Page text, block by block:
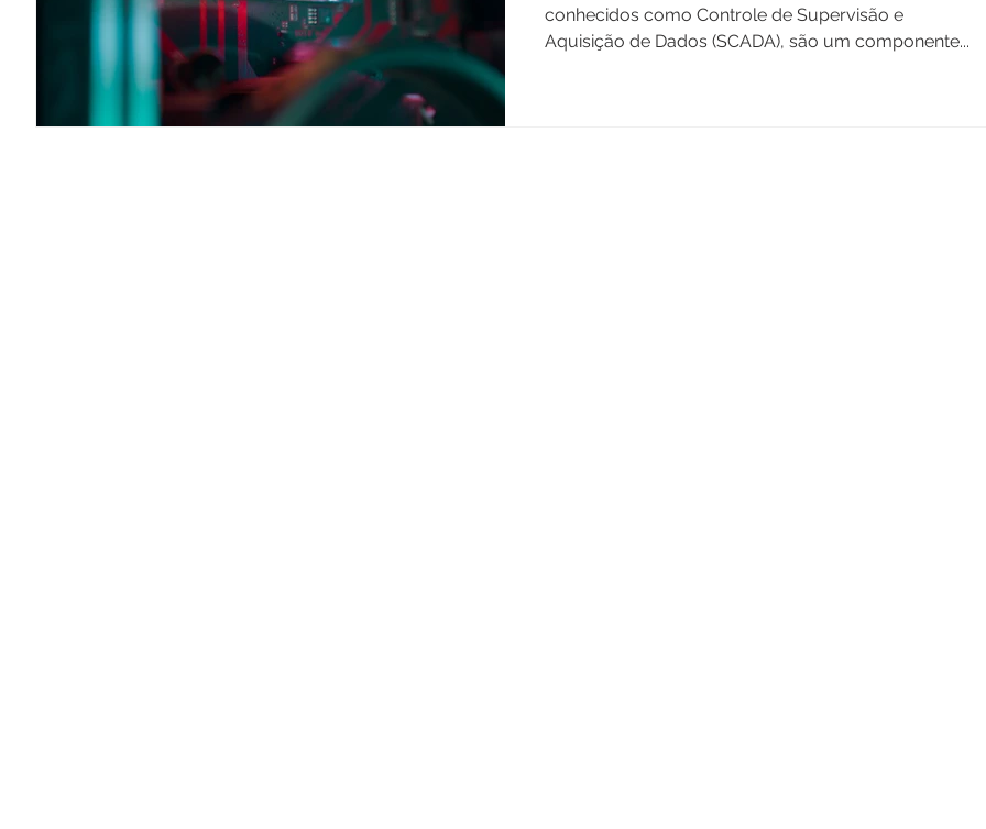
conhecidos como Controle de Supervisão e
Aquisição de Dados (SCADA), são um componente...